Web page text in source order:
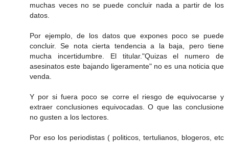
muchas veces no se puede concluir nada a partir de los
datos.
Por ejemplo, de los datos que expones poco se puede
concluir. Se nota cierta tendencia a la baja, pero tiene
mucha incertidumbre. El titular."Quizas el numero de
asesinatos este bajando ligeramente" no es una noticia que
venda.
Y por si fuera poco se corre el riesgo de equivocarse y
extraer conclusiones equivocadas. O que las conclusione
no gusten a los lectores.
Por eso los periodistas ( politicos, tertulianos, blogeros, etc